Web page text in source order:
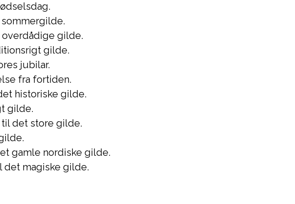
overdådige gilde.
gilde.
jubilar.
fra fortiden.
historiske gilde.
gilde.
det store gilde.
gamle nordiske gilde.
magiske gilde.